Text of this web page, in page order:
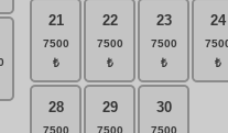
21 22 23 24
28 29 30